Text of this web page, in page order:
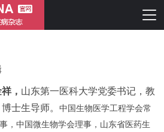
， 山东第一医科大学党委书记 ， 教
士生导师。 中国生物医学工程学会常
， 中国微生物学会理事，山东省医药生